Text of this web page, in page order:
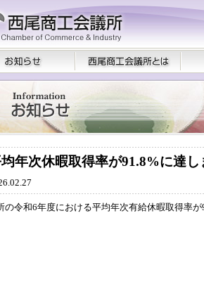
年次休暇取得率が91.8%に達し
の令和6年度における平均年次有給休暇取得率